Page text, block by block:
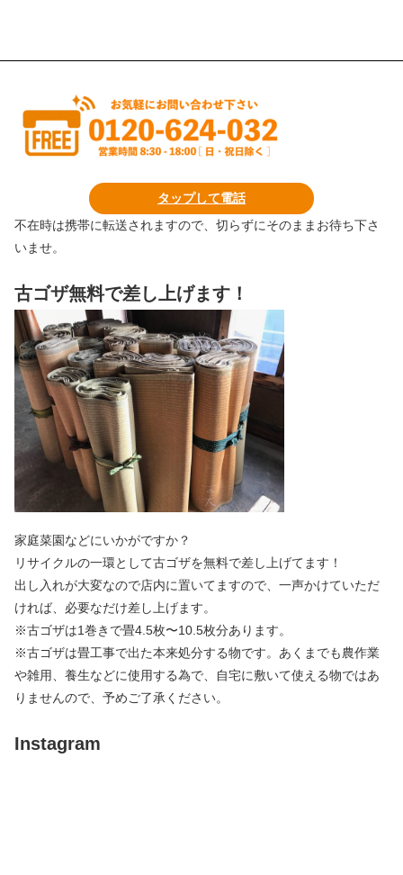
タップして電話
不在時は携帯に転送されますので、切らずにそのままお待ち下さ
いませ。
古ゴザ無料で差し上げます！
家庭菜園などにいかがですか？
リサイクルの一環として古ゴザを無料で差し上げてます！
出し入れが大変なので店内に置いてますので、一声かけていただ
ければ、必要なだけ差し上げます。
※古ゴザは1巻きで畳4.5枚〜10.5枚分あります。
※古ゴザは畳工事で出た本来処分する物です。あくまでも農作業
や雑用、養生などに使用する為で、自宅に敷いて使える物ではあ
りませんので、予めご了承ください。
Instagram